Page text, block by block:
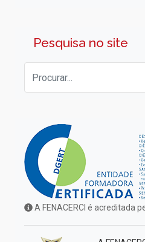
Pesquisa no site
A FENACERCI é acreditada